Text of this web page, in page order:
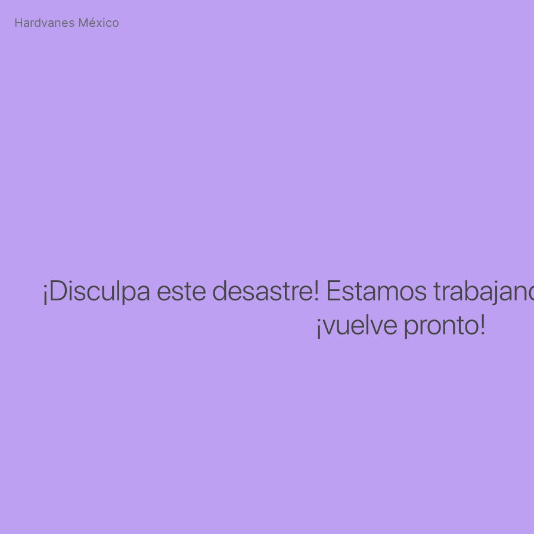
Hardvanes México
¡Disculpa este desastre! Estamos
¡vuelve pronto!